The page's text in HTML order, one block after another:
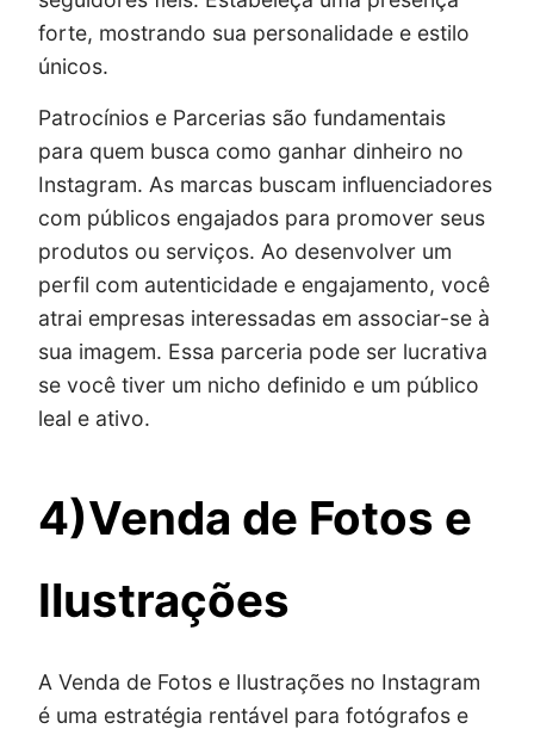
forte, mostrando sua personalidade e estilo
únicos.
Patrocínios e Parcerias são fundamentais
para quem busca como ganhar dinheiro no
Instagram. As marcas buscam influenciadores
com públicos engajados para promover seus
produtos ou serviços. Ao desenvolver um
perfil com autenticidade e engajamento, você
atrai empresas interessadas em associar-se à
sua imagem. Essa parceria pode ser lucrativa
se você tiver um nicho definido e um público
leal e ativo.
4)Venda de Fotos e
Ilustrações
A Venda de Fotos e Ilustrações no Instagram
é uma estratégia rentável para fotógrafos e